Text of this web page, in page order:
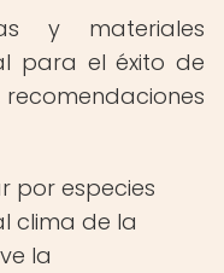
y materiales
para el éxito de
por especies
clima de la
la